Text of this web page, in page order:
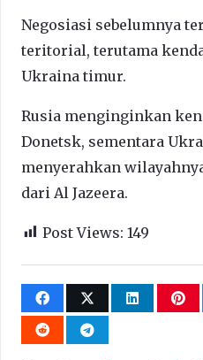
Negosiasi sebelumnya
teritorial, terutama
Ukraina timur.
Rusia menginginkan
Donetsk, sementara
menyerahkan
dari Al Jazeera.
Post Views: 149